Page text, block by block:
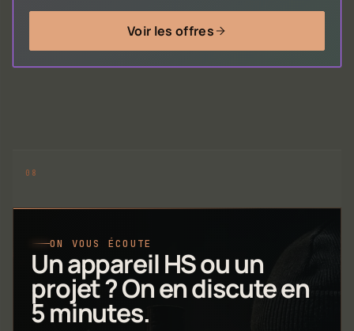
Voir les offres
ON VOUS ÉCOUTE
Un appareil HS ou un
projet ? On en discute en
5 minutes.